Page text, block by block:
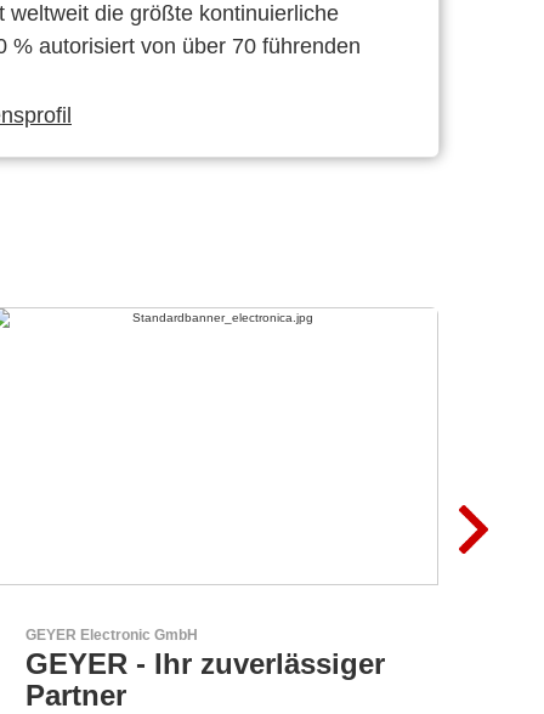
weltweit die größte kontinuierliche
% autorisiert von über 70 führenden
LEMO Elektronik GmbH
Original Push-Pull-
Connector – Made in